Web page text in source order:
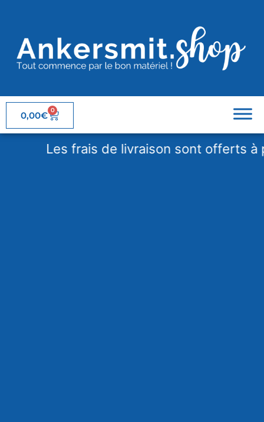
0,00€ 0
Les frais de livraison sont offerts à